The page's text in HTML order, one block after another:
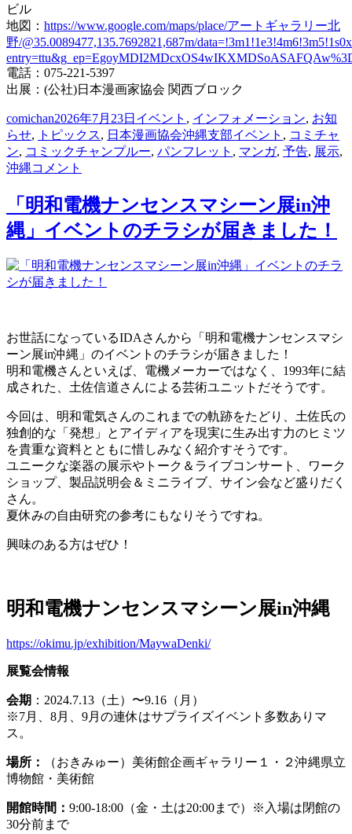
ビル
地図： https://www.google.com/maps/place/アートギャラリー北
野/@35.0089477,135.7692821,687m/
電話：075-221-5397
出展：(公社)日本漫画家協会 関西ブロック
投
稿
者
comichan投
稿
日:
2026年7月23日 カ
テ
ゴ
イベント , インフォメーション, お知
らせ, トピックス, 日本漫画協会沖縄支部タ
グ
イベント , コミチャ
ン, コミックチャンプルー, パンフレット , マンガ, 予告, 展示,
沖縄届
ま
し
た！
社)
日
画
家
協
会
関
西
ブ
ロ
ッ
ク
画
ハ
で
す
コメント
「明和電機ナンセンスマシーン展in沖
縄」イベントのチラシが届きました！
お世話になっているIDAさんから「明和電機ナンセンスマシ
ーン展in沖縄」のイベントのチラシが届きました！
明和電機さんといえば、電機メーカーではなく、1993年に結
成された、土佐信道さんによる芸術ユニットだそうです。
今回は、明和電気さんのこれまでの軌跡をたどり、土佐氏の
独創的な「発想」とアイディアを現実に生み出す力のヒミツ
を貴重な資料とともに惜しみなく紹介すそうです。
ユニークな楽器の展示やトーク＆ライブコンサート、ワーク
ショップ、製品説明会＆ミニライブ、サイン会など盛りだく
さん。
夏休みの自由研究の参考にもなりそうですね。
興味のある方はぜひ！
明和電機ナンセンスマシーン展in沖縄
https://okimu.jp/exhibition/MaywaDenki/
展覧会情報
会期 ：2024.7.13（土）〜9.16（月）
※7月、8月、9月の連休はサプライズイベント多数ありマ
ス。
場所：
（おきみゅー）美術館企画ギャラリー１・２沖縄県立
博物館・美術館
開館時間： 9:00-18:00（金・土は20:00まで）※入場は閉館の
30分前まで